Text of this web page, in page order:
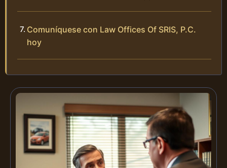
Comuníquese con Law Offices Of SRIS, P.C.
hoy